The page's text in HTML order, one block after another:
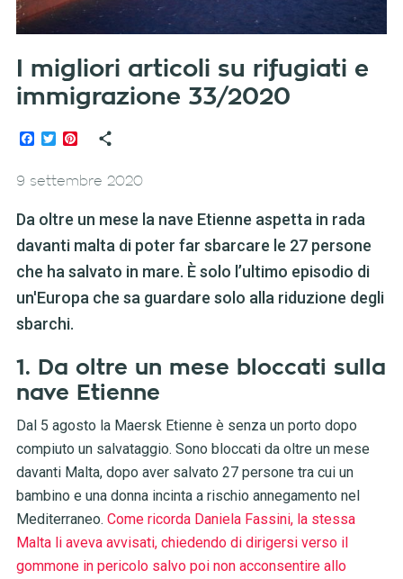
I migliori articoli su rifugiati e
immigrazione 33/2020
Facebook
TwitterPinterest
9 settembre 2020
Da oltre un mese la nave Etienne aspetta in rada
davanti malta di poter far sbarcare le 27 persone
che ha salvato in mare. È solo l’ultimo episodio di
un'Europa che sa guardare solo alla riduzione degli
sbarchi.
1. Da oltre un mese bloccati sulla
nave Etienne
Dal 5 agosto la Maersk Etienne è senza un porto dopo
compiuto un salvataggio. Sono bloccati da oltre un mese
davanti Malta, dopo aver salvato 27 persone tra cui un
bambino e una donna incinta a rischio annegamento nel
Mediterraneo. Come ricorda Daniela Fassini, la stessa
Malta li aveva avvisati, chiedendo di dirigersi verso il
gommone in pericolo salvo poi non acconsentire allo